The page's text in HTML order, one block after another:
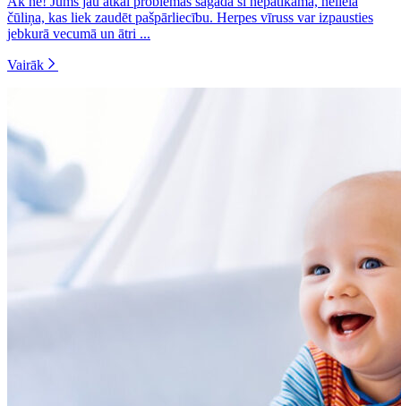
čūliņa, kas liek zaudēt pašpārliecību. Herpes vīruss var izpausties
jebkurā vecumā un ātri ...
Vairāk